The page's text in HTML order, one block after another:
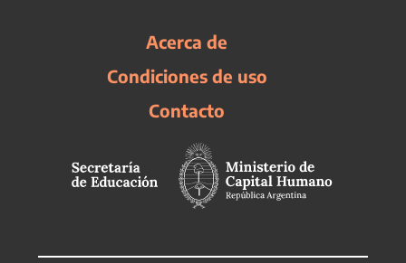
Acerca de
Condiciones de uso
Contacto